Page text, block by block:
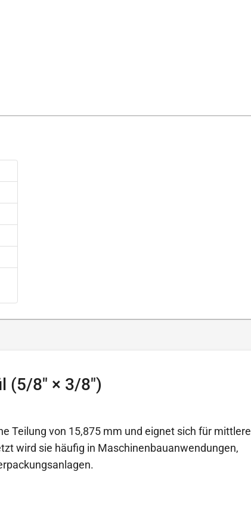
(5/8″ × 3/8″)
Teilung von 15,875 mm und eignet sich für mittlere
wird sie häufig in Maschinenbauanwendungen,